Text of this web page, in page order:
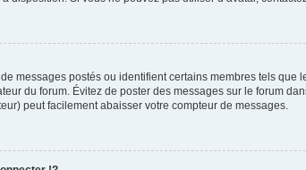
messages postés ou identifient certains membres tels
du forum. Évitez de poster des messages sur le forum
peut facilement abaisser votre compteur de messages.